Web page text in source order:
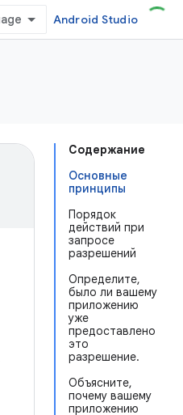
Android Studio
Содержание
Основные
принципы
Порядок
действий при
запросе
разрешений
Определите,
было ли вашему
приложению
уже
предоставлено
это
разрешение.
Объясните,
почему вашему
приложению